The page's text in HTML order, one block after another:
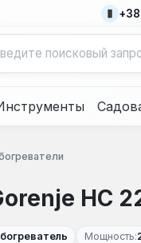
HC
Мощность: